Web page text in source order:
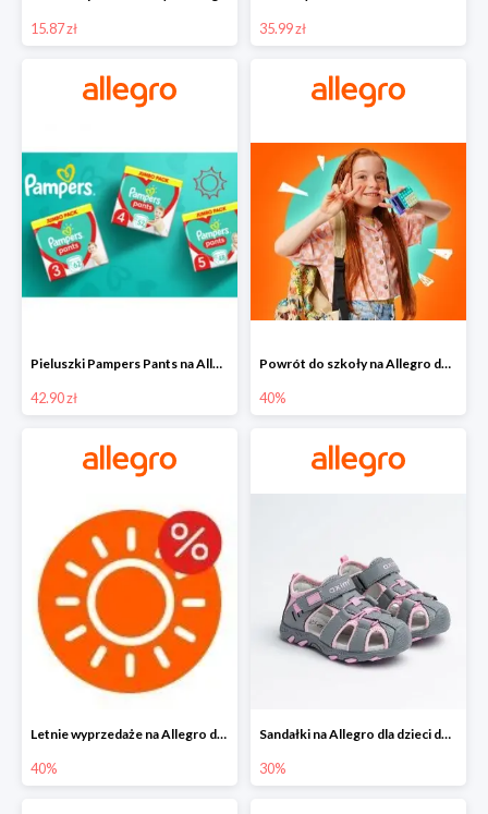
15.87 zł 35.99 zł
Pieluszki Pampers Pants na Allegro od 42,90 zł
42.90 zł
Powrót do szkoły na Allegro do -40%
40%
Letnie wyprzedaże na Allegro do -40%
40%
Sandałki na Allegro dla dzieci do -30%
30%